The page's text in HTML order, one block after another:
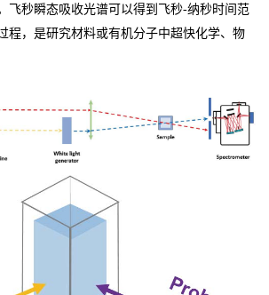
飞秒瞬态吸收光谱可以得到飞秒-纳秒时间范
程，是研究材料或有机分子中超快化学、物